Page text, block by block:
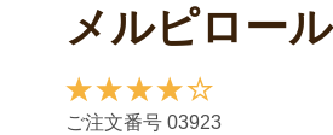
メルピロー
ご注文番号 03923